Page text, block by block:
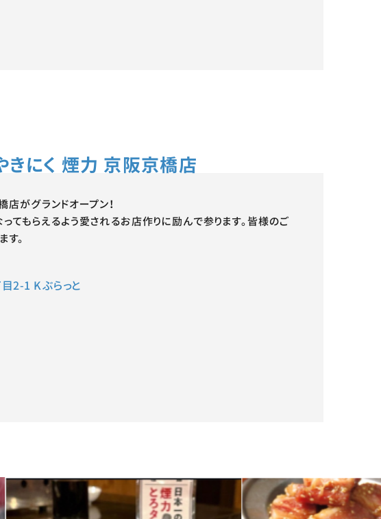
きにく 煙力 京阪京橋店
がグランドオープン！
てもらえるよう愛されるお店作りに励んで参ります。皆様のご
す。
2-1 Kぶらっと